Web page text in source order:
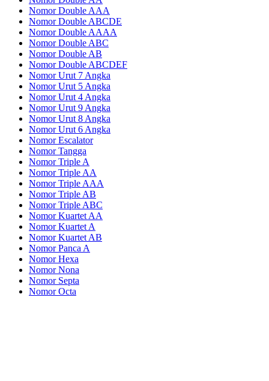
Nomor Double AAA
Nomor Double ABCDE
Nomor Double AAAA
Nomor Double ABC
Nomor Double AB
Nomor Double ABCDEF
Nomor Urut 7 Angka
Nomor Urut 5 Angka
Nomor Urut 4 Angka
Nomor Urut 9 Angka
Nomor Urut 8 Angka
Nomor Urut 6 Angka
Nomor Escalator
Nomor Tangga
Nomor Triple A
Nomor Triple AA
Nomor Triple AAA
Nomor Triple AB
Nomor Triple ABC
Nomor Kuartet AA
Nomor Kuartet A
Nomor Kuartet AB
Nomor Panca A
Nomor Hexa
Nomor Nona
Nomor Septa
Nomor Octa